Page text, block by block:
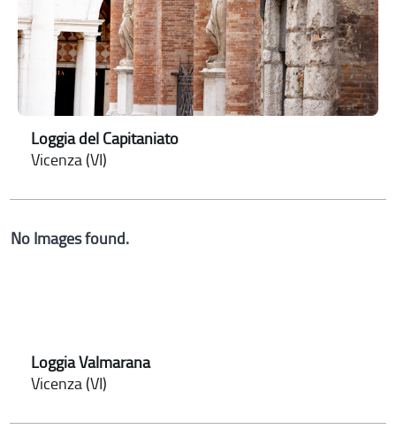
Loggia del Capitaniato
Vicenza (VI)
No Images found.
Loggia Valmarana
Vicenza (VI)